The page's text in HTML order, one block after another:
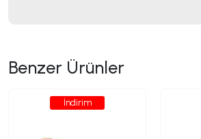
Benzer Ürünler
İndirim